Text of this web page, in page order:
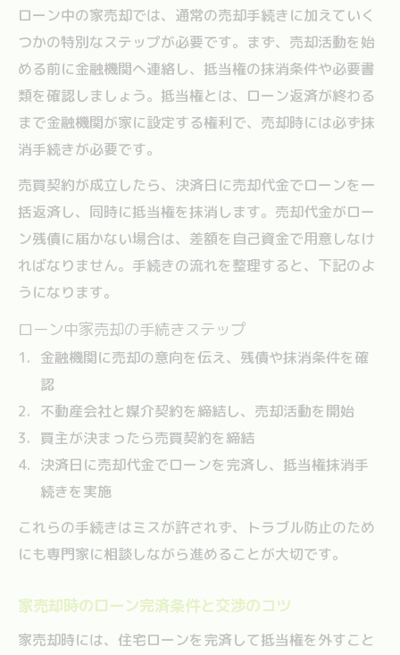
ローン中の家売却では、通常の売却手続きに加えていく
つかの特別なステップが必要です。まず、売却活動を始
める前に金融機関へ連絡し、抵当権の抹消条件や必要書
類を確認しましょう。抵当権とは、ローン返済が終わる
まで金融機関が家に設定する権利で、売却時には必ず抹
消手続きが必要です。
売買契約が成立したら、決済日に売却代金でローンを一
括返済し、同時に抵当権を抹消します。売却代金がロー
ン残債に届かない場合は、差額を自己資金で用意しなけ
ればなりません。手続きの流れを整理すると、下記のよ
うになります。
ローン中家売却の手続きステップ
金融機関に売却の意向を伝え、残債や抹消条件を確
認
不動産会社と媒介契約を締結し、売却活動を開始
買主が決まったら売買契約を締結
決済日に売却代金でローンを完済し、抵当権抹消手
続きを実施
これらの手続きはミスが許されず、トラブル防止のため
にも専門家に相談しながら進めることが大切です。
家売却時のローン完済条件と交渉のコツ
家売却時には、住宅ローンを完済して抵当権を外すこと